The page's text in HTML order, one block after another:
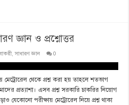
জ্ঞান ও প্রশ্নোত্তর
,সাধারণ জ্ঞান 0
মেট্রোরেল থেকে প্রশ্ন করা হয় তাহলে শতভাগ
প্রত্যাশা। এসব প্রশ্ন সরকারি চাকরির নিয়োগ
যেকোনো পরীক্ষায় মেট্রোরেল নিয়ে প্রশ্ন থাকা